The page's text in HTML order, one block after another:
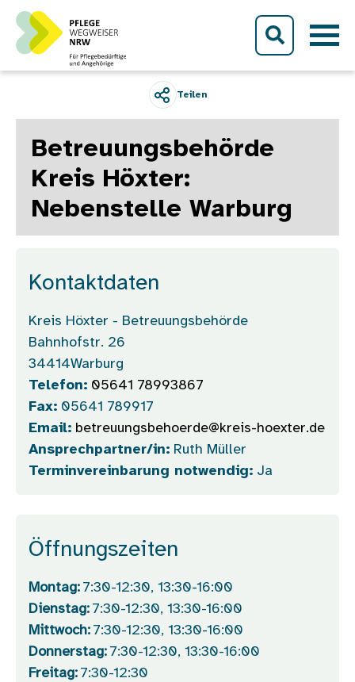
Direkt zum Inhalt
Teilen
Betreuungsbehörde
Kreis Höxter:
Nebenstelle Warburg
Kontaktdaten
Kreis Höxter - Betreuungsbehörde
Bahnhofstr. 26
34414Warburg
Telefon: 05641 78993867
Fax: 05641 789917
Email: betreuungsbehoerde@kreis-hoexter.de
Ansprechpartner/in: Ruth Müller
Terminvereinbarung notwendig: Ja
Öffnungszeiten
Montag: 7:30-12:30, 13:30-16:00
Dienstag: 7:30-12:30, 13:30-16:00
Mittwoch: 7:30-12:30, 13:30-16:00
Donnerstag: 7:30-12:30, 13:30-16:00
Freitag: 7:30-12:30